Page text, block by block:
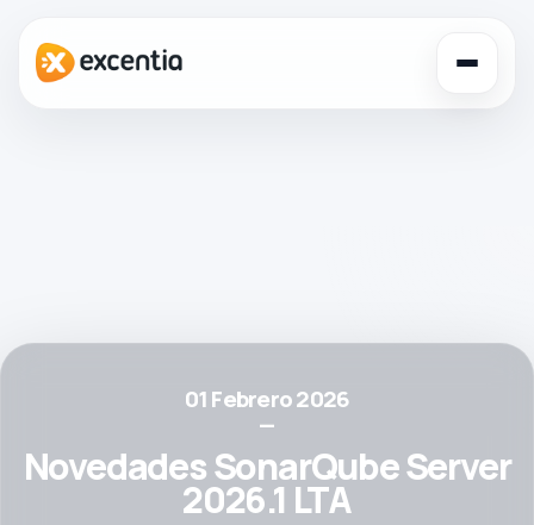
01 Febrero 2026
—
Novedades SonarQube Server
2026.1 LTA